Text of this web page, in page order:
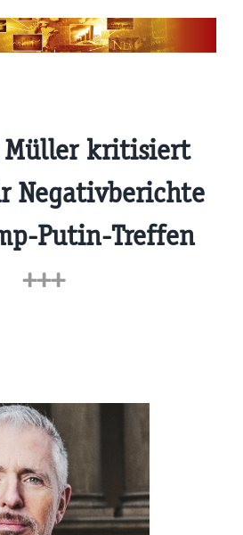
kritisiert
Negativberichte
Putin-Treffen
+++